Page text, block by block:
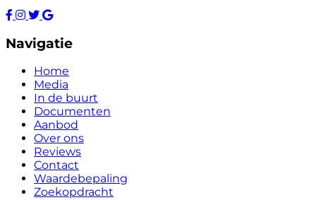
Navigatie
Home
Media
In de buurt
Documenten
Aanbod
Over ons
Reviews
Contact
Waardebepaling
Zoekopdracht